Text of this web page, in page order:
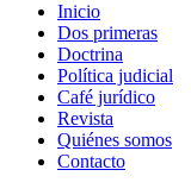
Inicio
Dos primeras
Doctrina
Política judicial
Café jurídico
Revista
Quiénes somos
Contacto